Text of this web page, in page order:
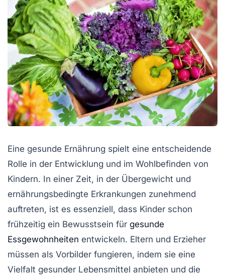
Eine gesunde Ernährung spielt eine entscheidende
Rolle in der Entwicklung und im Wohlbefinden von
Kindern. In einer Zeit, in der Übergewicht und
ernährungsbedingte Erkrankungen zunehmend
auftreten, ist es essenziell, dass Kinder schon
frühzeitig ein Bewusstsein für gesunde
Essgewohnheiten entwickeln. Eltern und Erzieher
müssen als Vorbilder fungieren, indem sie eine
Vielfalt gesunder Lebensmittel anbieten und die